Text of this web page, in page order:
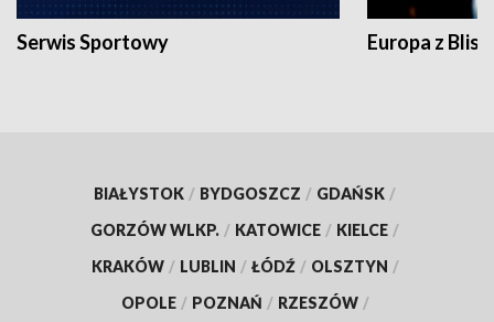
Serwis Sportowy Europa z
BIAŁYSTOK / BYDGOSZCZ / GDAŃSK /
GORZÓW WLKP. / KATOWICE / KIELCE /
KRAKÓW / LUBLIN / ŁÓDŹ / OLSZTYN /
OPOLE / POZNAŃ / RZESZÓW /